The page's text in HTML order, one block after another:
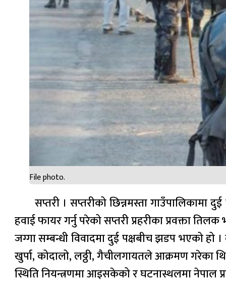
File photo.
सप्तरी । सप्तरीको छिन्नमस्ता गाउँपालिकामा
हवाई फायर गर्नु परेको सप्तरी प्रहरीका प्रवक्ता
जग्गा सम्बन्धी विवादमा दुई पक्षबीच झडप भएको
खुर्पा, कोदालो, लठ्ठी, गैचीलगायतले आक्रमण गरेका
स्थिति नियन्त्रणमा आइसकेको र घटनास्थलमा नेपाल